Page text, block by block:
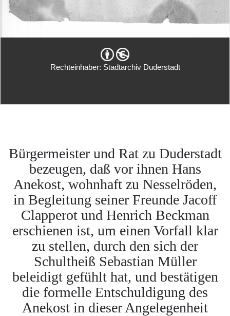
Rechteinhaber: Stadtarchiv Duderstadt
Bürgermeister und Rat zu Duderstadt
bezeugen, daß vor ihnen Hans
Anekost, wohnhaft zu Nesselröden,
in Begleitung seiner Freunde Jacoff
Clapperot und Henrich Beckman
erschienen ist, um einen Vorfall klar
zu stellen, durch den sich der
Schultheiß Sebastian Müller
beleidigt gefühlt hat, und bestätigen
die formelle Entschuldigung des
Anekost in dieser Angelegenheit